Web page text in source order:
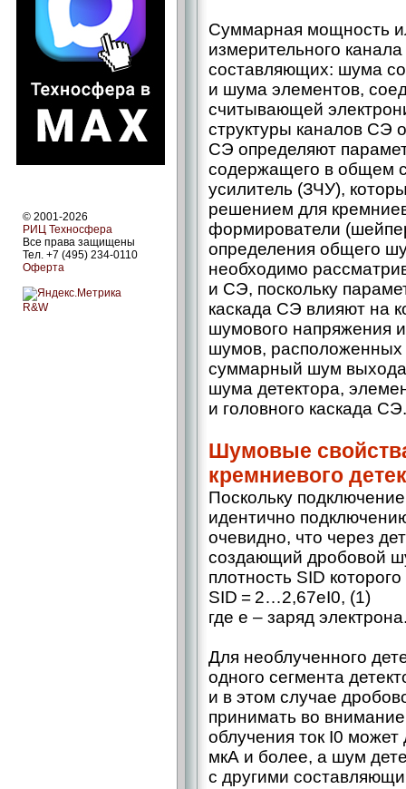
© 2001-2026
РИЦ Техносфера
Все права защищены
Тел. +7 (495) 234-0110
Оферта
R&W
Суммарная мощность
измерительного
составляющих: шума
и шума элементов,
считывающей
структуры каналов СЭ
СЭ определяют
содержащего в общем
усилитель (ЗЧУ),
решением для
формирователи
определения общего
необходимо
и СЭ, поскольку
каскада СЭ влияют на
шумового напряжения
шумов, расположенных
суммарный шум
шума детектора,
и головного каскада СЭ.
Шумовые
кремниевого
Поскольку
идентично
очевидно, что через
создающий дробовой
плотность SID
SID = 2…2,67eI0, (1)
где е – ​заряд
Для необлученного
одного сегмента
и в этом случае
принимать во
облучения ток I0 может
мкА и более, а шум
с другими